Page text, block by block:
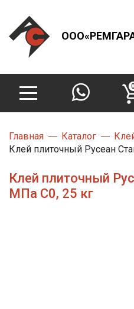
0
Главная Каталог
Клей плиточный Русеан
Клей плиточный
МПа С0, 25 кг